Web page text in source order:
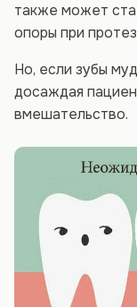
также может
опоры при
Но, если зубы
досаждая
вмешательство.